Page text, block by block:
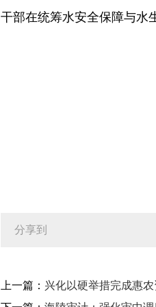
干部在统筹水安全保障与水
分享到
上一篇： 兴化以硬举措完成惠